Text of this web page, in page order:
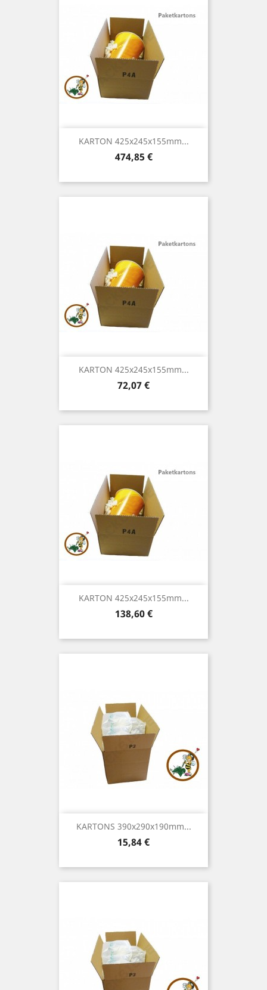
KARTON 425x245x155mm...
Preis
474,85 €
KARTON 425x245x155mm...
Preis
72,07 €
KARTON 425x245x155mm...
Preis
138,60 €
KARTONS 390x290x190mm...
Preis
15,84 €